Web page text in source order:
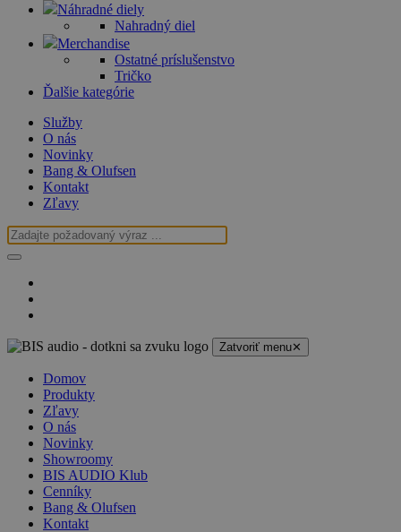
Náhradné diely
Nahradný diel
Merchandise
Ostatné príslušenstvo
Tričko
Ďalšie kategórie
Služby
O nás
Novinky
Bang & Olufsen
Kontakt
Zľavy
Zatvoriť menu✕
Domov
Produkty
Zľavy
O nás
Novinky
Showroomy
BIS AUDIO Klub
Cenníky
Bang & Olufsen
Kontakt